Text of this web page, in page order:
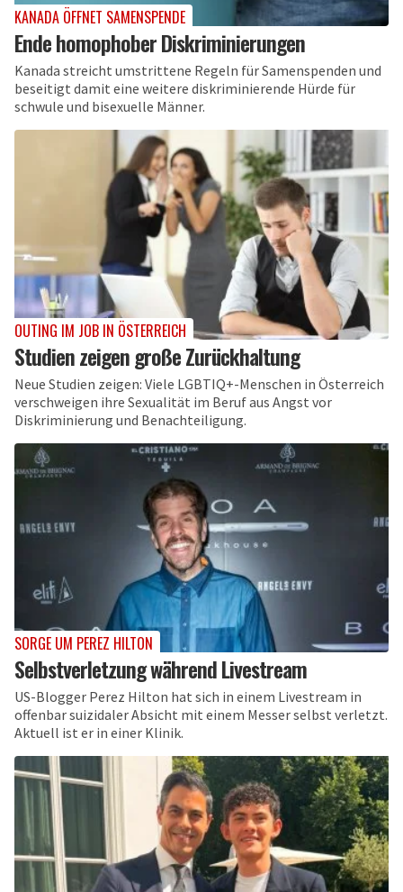
KANADA ÖFFNET SAMENSPENDE
Ende homophober Diskriminierungen
Kanada streicht umstrittene Regeln für Samenspenden und
beseitigt damit eine weitere diskriminierende Hürde für
schwule und bisexuelle Männer.
OUTING IM JOB IN ÖSTERREICH
Studien zeigen große Zurückhaltung
Neue Studien zeigen: Viele LGBTIQ+-Menschen in Österreich
verschweigen ihre Sexualität im Beruf aus Angst vor
Diskriminierung und Benachteiligung.
SORGE UM PEREZ HILTON
Selbstverletzung während Livestream
US-Blogger Perez Hilton hat sich in einem Livestream in
offenbar suizidaler Absicht mit einem Messer selbst verletzt.
Aktuell ist er in einer Klinik.